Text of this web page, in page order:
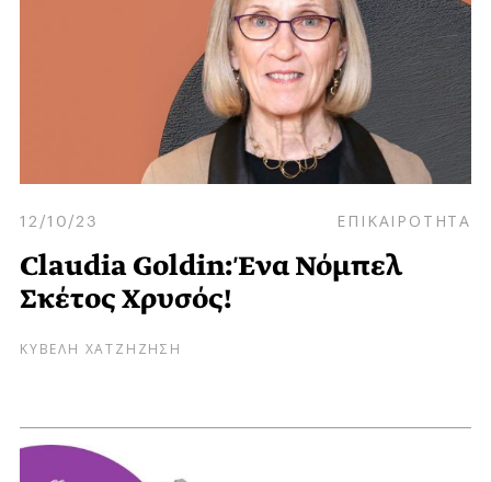
12/10/23 ΕΠΙΚΑΙΡΟΤΗΤΑ
Claudia Goldin: Ένα Νόμπελ
Σκέτος Χρυσός!
ΚΥΒΕΛΗ ΧΑΤΖΗΖΗΣΗ